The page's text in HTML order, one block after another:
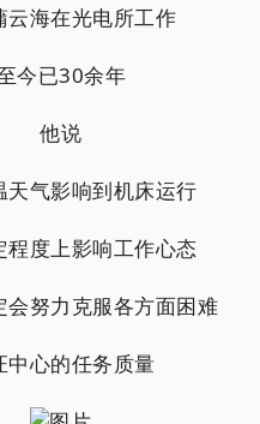
云海在光电所工作
今已30余年
他说
天气影响到机床运行
程度上影响工作心态
会努力克服各方面困难
中心的任务质量